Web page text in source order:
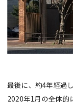
最後に、約4年経過
2020年1月の全体的